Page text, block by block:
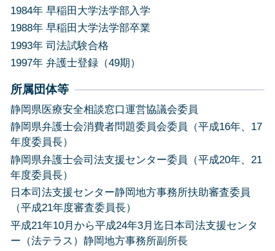
1984年 早稲田大学法学部入学
1988年 早稲田大学法学部卒業
1993年 司法試験合格
1997年 弁護士登録（49期）
所属団体等
静岡県医療安全相談窓口運営協議会委員
静岡県弁護士会消費者問題委員会委員（平成16年、17
年度委員長）
静岡県弁護士会司法支援センター委員（平成20年、21
年度委員長）
日本司法支援センター静岡地方事務所扶助審査委員
（平成21年度審査委員長）
平成21年10月から平成24年3月迄日本司法支援センタ
ー（法テラス）静岡地方事務所副所長